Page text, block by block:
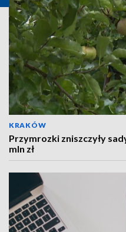
KRAKÓW
Przymrozki zniszczyły
mln zł